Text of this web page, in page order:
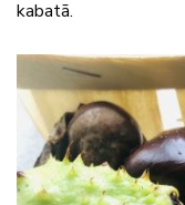
kabatā.